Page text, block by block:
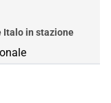
Italo in stazione